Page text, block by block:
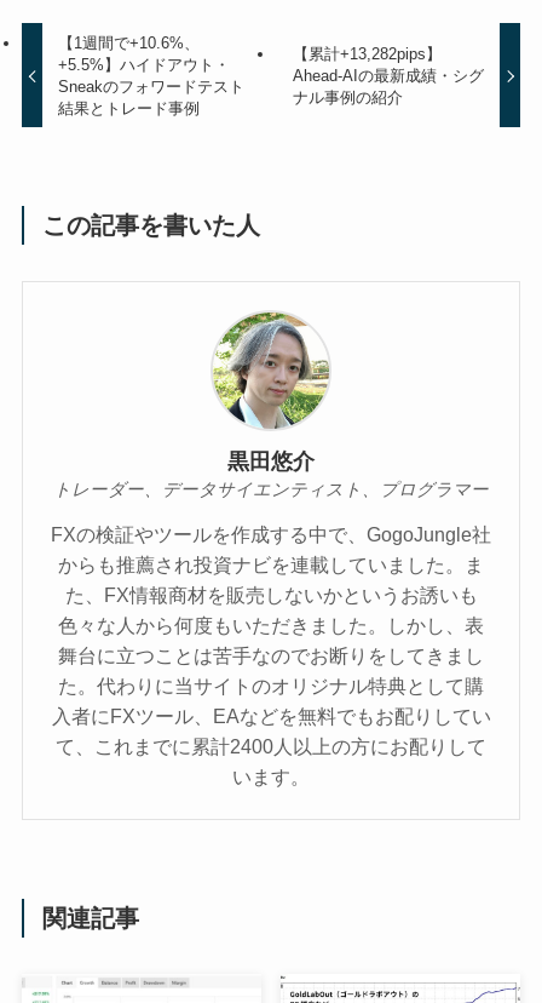
【1週間で+10.6%、
+5.5%】ハイドアウト・
Sneakのフォワードテスト
結果とトレード事例
【累計+13,282pips】
Ahead-AIの最新成績・シグ
ナル事例の紹介
この記事を書いた人
黒田悠介
トレーダー、データサイエンティスト、プログラマー
FXの検証やツールを作成する中で、GogoJungle社
からも推薦され投資ナビを連載していました。ま
た、FX情報商材を販売しないかというお誘いも
色々な人から何度もいただきました。しかし、表
舞台に立つことは苦手なのでお断りをしてきまし
た。代わりに当サイトのオリジナル特典として購
入者にFXツール、EAなどを無料でもお配りしてい
て、これまでに累計2400人以上の方にお配りして
います。
関連記事